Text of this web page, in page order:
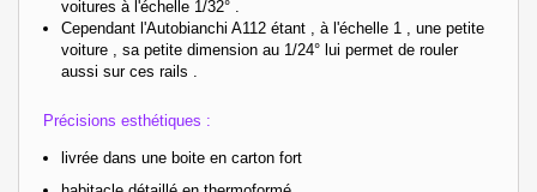
voitures à l'échelle 1/32° .
Cependant l'Autobianchi A112 étant , à l'échelle 1 , une petite
voiture , sa petite dimension au 1/24° lui permet de rouler
aussi sur ces rails .
Précisions esthétiques :
livrée dans une boite en carton fort